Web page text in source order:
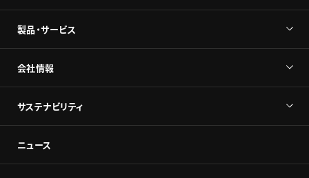
製品・サービス
会社情報
サステナビリティ
ニュース